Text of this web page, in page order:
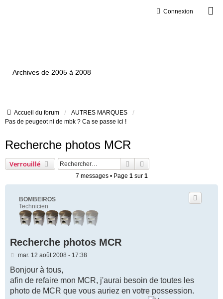
Connexion
Archives de 2005 à 2008
Accueil du forum
AUTRES MARQUES
Pas de peugeot ni de mbk ? Ca se passe ici !
Recherche photos MCR
Verrouillé Rechercher
7 messages • Page 1sur 1
BOMBEIROS
Technicien
Recherche photos MCR
M
s
a
g
mar. 12 août 2008 - 17:38
Bonjour à tous,
afin de refaire mon MCR, j'aurai besoin de toutes les
photo de MCR que vous auriez en votre possession.